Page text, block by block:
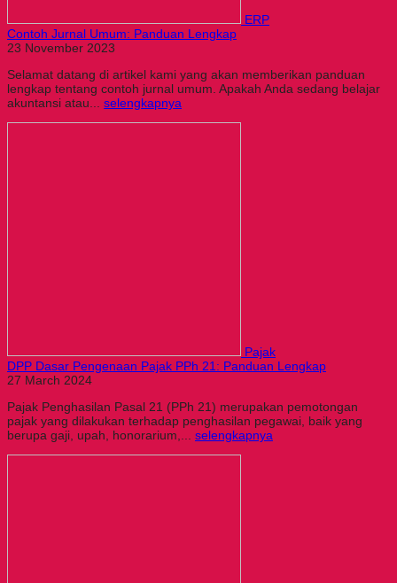
ERP
Contoh Jurnal Umum: Panduan Lengkap
23 November 2023
Selamat datang di artikel kami yang akan memberikan panduan
lengkap tentang contoh jurnal umum. Apakah Anda sedang belajar
akuntansi atau... selengkapnya
Pajak
DPP Dasar Pengenaan Pajak PPh 21: Panduan Lengkap
27 March 2024
Pajak Penghasilan Pasal 21 (PPh 21) merupakan pemotongan
pajak yang dilakukan terhadap penghasilan pegawai, baik yang
berupa gaji, upah, honorarium,... selengkapnya